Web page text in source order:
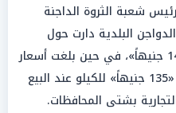
شعبة الثروة الداجنة
البلدية دارت حول
مستويات تتراوح ما بين «135 و140 جنيهاً»، في حين بلغت أسعار
الدواجن من صنف «الساسو» نحو «135 جنيهاً» للكيلو عند البيع
بشتى المحافظات.